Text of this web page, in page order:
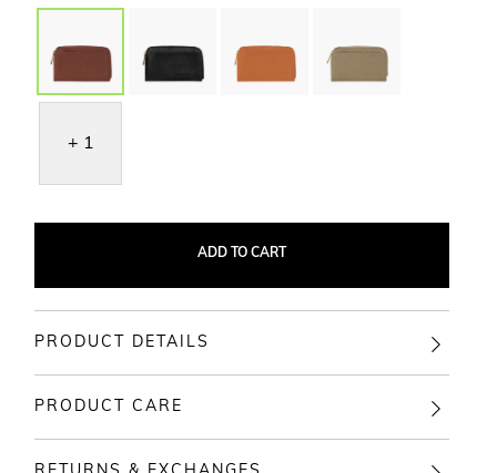
+ 1
ADD TO CART
PRODUCT DETAILS
PRODUCT CARE